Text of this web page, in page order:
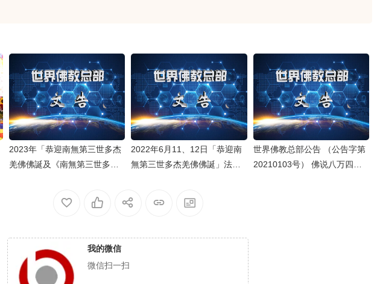
2023年「恭迎南無第三世多杰
羌佛佛誕及《南無第三世多杰
2022年6月11、12日「恭迎南
無第三世多杰羌佛佛誕」法會
世界佛教总部公告 （公告字第
20210103号） 佛说八万四千
我的微信
微信扫一扫